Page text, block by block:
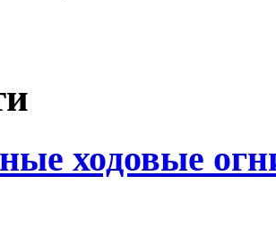
ходовые